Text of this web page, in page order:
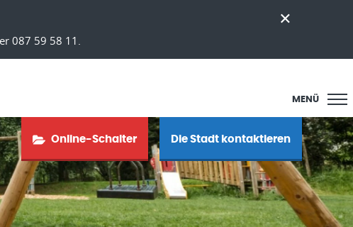
087 59 58 11.
MENÜ
Online-Schalter Die Stadt kontaktieren